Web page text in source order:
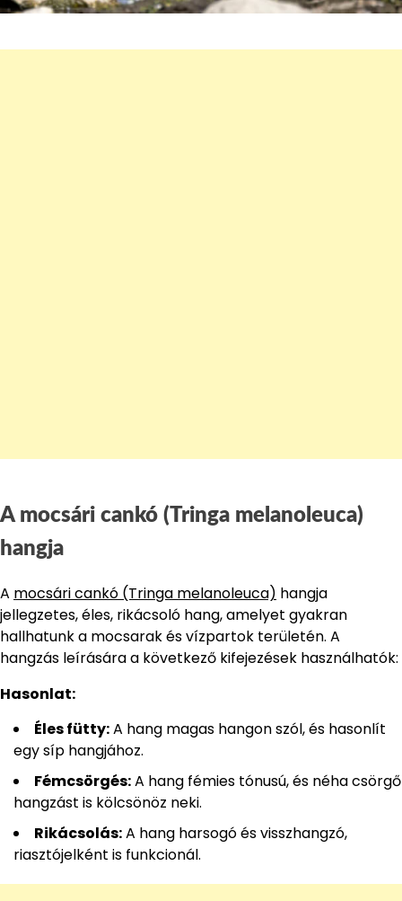
A mocsári cankó (Tringa melanoleuca)
hangja
A mocsári cankó (Tringa melanoleuca) hangja
jellegzetes, éles, rikácsoló hang, amelyet gyakran
hallhatunk a mocsarak és vízpartok területén. A
hangzás leírására a következő kifejezések használhatók:
Hasonlat:
Éles fütty:A hang magas hangon szól, és hasonlít
egy síp hangjához.
Fémcsörgés:A hang fémies tónusú, és néha csörgő
hangzást is kölcsönöz neki.
Rikácsolás:A hang harsogó és visszhangzó,
riasztójelként is funkcionál.